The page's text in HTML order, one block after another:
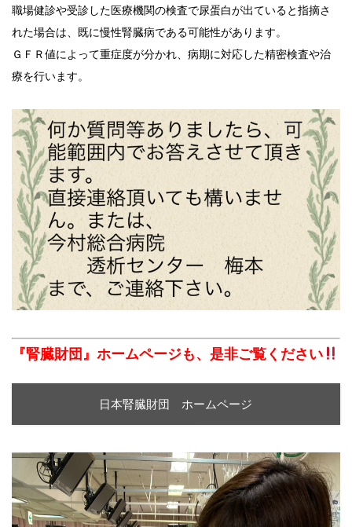
職場健診や受診した医療機関の検査で尿蛋白が出ていると指摘さ
れた場合は、既に慢性腎臓病である可能性があります。
ＧＦＲ値によって重症度が分かれ、病期に対応した精密検査や治
療を行います。
『腎臓財団』ホームページも、是非ご覧ください
日本腎臓財団 ホームページ